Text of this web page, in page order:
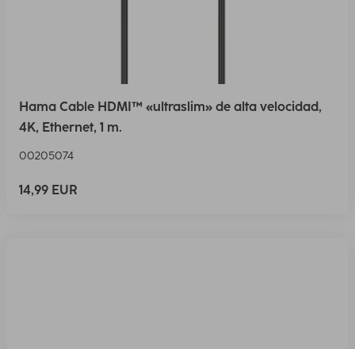
Hama Cable HDMI™ «ultraslim» de alta velocidad,
4K, Ethernet, 1 m.
00205074
14,99 EUR